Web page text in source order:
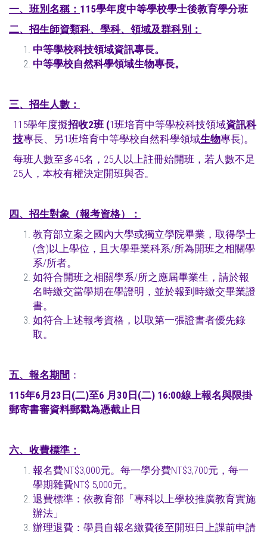
一、班別名稱： 115學年度中等學校學士後教育學分班
二、 招生師資類科、學科、領域及群科別：
中等學校科技領域資訊專長。
中等學校自然科學領域生物專長。
三、招生人數：
115學年度擬招收2班(1班培育中等學校科技領域資訊科
技專長、另1班培育中等學校自然科學領域生物專長)。
每班人數至多45名，25人以上註冊始開班，若人數不足
25人，本校有權決定開班與否。
四、招生對象（報考資格）：
教育部立案之國內大學或獨立學院畢業，取得學士
(含)以上學位，且大學畢業科系/所為開班之相關學
系/所者。
如符合開班之相關學系/所之應屆畢業生，請於報
名時繳交當學期在學證明，並於報到時繳交畢業證
書。
如符合上述報考資格，以取第一張證書者優先錄
取。
五、 報名期間 ：
115年6 月 23日(二)至6 月30日(二) 16:00線上報名與限掛
郵寄書審資料郵戳為憑截止日
六、 收費標準：
報名費NT$3,000元。每一學分費NT$3,700元，每一
學期雜費NT$ 5,000元。
退費標準：依教育部「專科以上學校推廣教育實施
辦法」
辦理退費： 學員自報名繳費後至開班日上課前申請